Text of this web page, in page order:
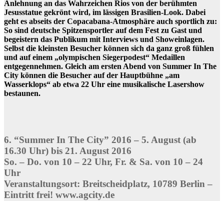
Anlehnung an das Wahrzeichen Rios von der berühmten
Jesusstatue gekrönt wird, im lässigen Brasilien-Look. Dabei
geht es abseits der Copacabana-Atmosphäre auch sportlich zu:
So sind deutsche Spitzensportler auf dem Fest zu Gast und
begeistern das Publikum mit Interviews und Showeinlagen.
Selbst die kleinsten Besucher können sich da ganz groß fühlen
und auf einem „olympischen Siegerpodest“ Medaillen
entgegennehmen. Gleich am ersten Abend von Summer In The
City können die Besucher auf der Hauptbühne „am
Wasserklops“ ab etwa 22 Uhr eine musikalische Lasershow
bestaunen.
6. “Summer In The City” 2016 – 5. August (ab
16.30 Uhr) bis 21. August 2016
So. – Do. von 10 – 22 Uhr, Fr. & Sa. von 10 – 24
Uhr
Veranstaltungsort: Breitscheidplatz, 10789 Berlin –
Eintritt frei! www.agcity.de